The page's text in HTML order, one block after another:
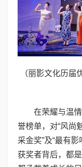
（丽影文化历届
在荣耀与温
誉榜单，对“风尚
采金奖”及“最有
获奖者背后，都